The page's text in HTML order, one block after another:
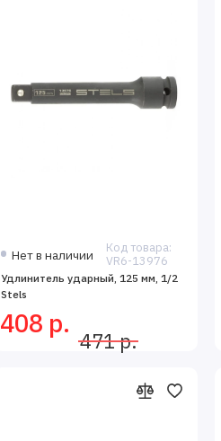
Нет в наличии
Код товара:
VR6-13976
Удлинитель ударный, 125 мм, 1/2
Stels
408 р.
471 р.